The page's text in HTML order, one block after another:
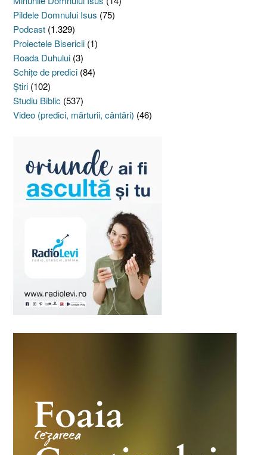
Pildele Domnului Isus (75)
Podcast (1.329)
Proiectele Bisericii (1)
Roada Duhului (3)
Schiţe de predici (84)
Ştiri (102)
Studiu Biblic (537)
Video (predici, mărturii, cântări) (46)